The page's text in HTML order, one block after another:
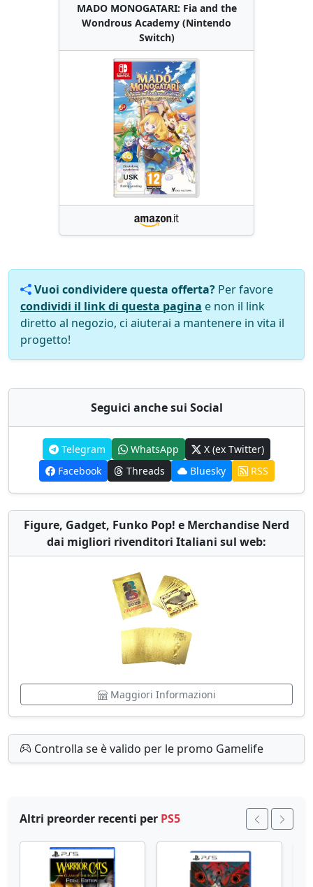
MADO MONOGATARI: Fia and the
Wondrous Academy (Nintendo
Switch)
Vuoi condividere questa offerta? Per favore
condividi il link di questa pagina e non il link
diretto al negozio, ci aiuterai a mantenere in vita il
progetto!
Seguici anche sui Social
Telegram WhatsApp
X (ex Twitter)
Facebook
Threads Bluesky RSS
Figure, Gadget, Funko Pop! e Merchandise Nerd
dai migliori rivenditori Italiani sul web:
Maggiori Informazioni
Controlla se è valido per le promo Gamelife
Altri preorder recenti per PS5